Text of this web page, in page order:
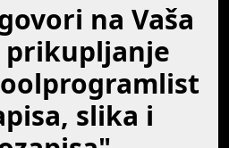
na Vaša
prikupljanje
slika i